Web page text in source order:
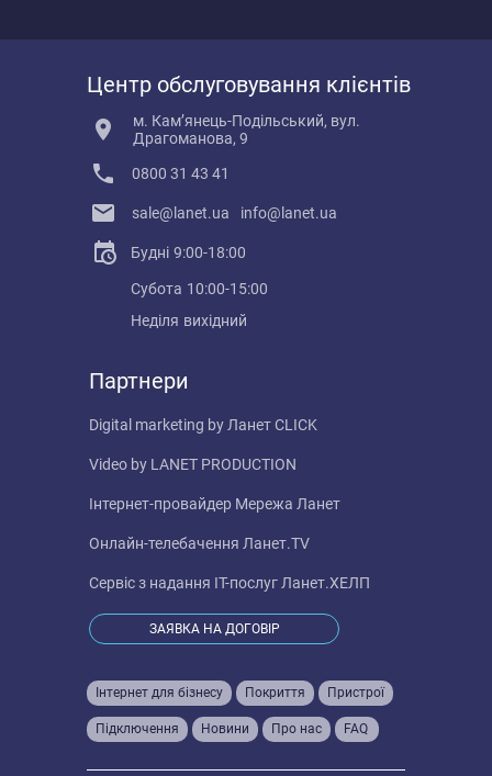
Інтернет для бізнесу Покриття Пристрої
Підключення Новини Про нас FAQ
Центр обслуговування клієнтів
м. Кам’янець-Подільський, вул.
Драгоманова, 9
0800 31 43 41
sale@lanet.ua info@lanet.ua
Будні 9:00-18:00
Субота 10:00-15:00
Неділя вихідний
Партнери
Digital marketing by Ланет CLICK
Video by LANET PRODUCTION
Інтернет-провайдер Мережа Ланет
Онлайн-телебачення Ланет.TV
Сервіс з надання IT-послуг Ланет.ХЕЛП
ЗАЯВКА НА ДОГОВІР